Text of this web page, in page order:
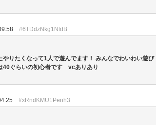
#6TDdzNkg1NldB
やりたくなって1人で遊んでます！ みんなでわいわい遊び
ぐらいの初心者です vcありあり
#xRndKMU1Penh3